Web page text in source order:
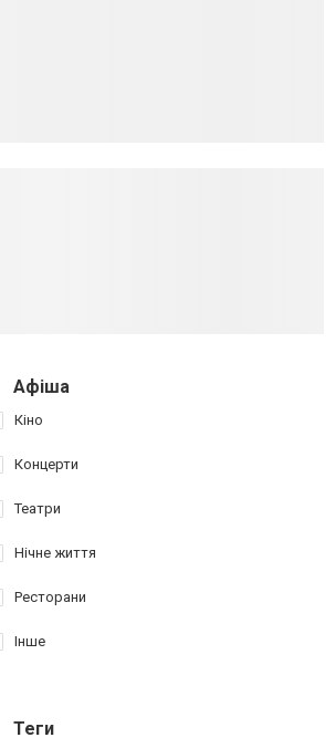
Афіша
Кіно
Концерти
Театри
Нічне життя
Ресторани
Інше
Теги